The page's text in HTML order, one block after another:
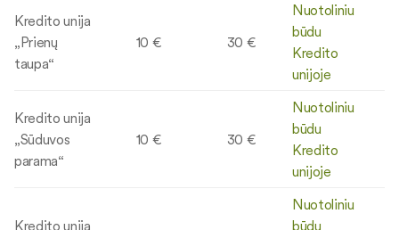
Kredito unija
„Prienų
taupa“
10 € 30 €
Nuotoliniu
būdu
Kredito
unijoje
Kredito unija
„Sūduvos
parama“
10 € 30 €
Nuotoliniu
būdu
Kredito
unijoje
Kredito unija
Nuotoliniu
būdu